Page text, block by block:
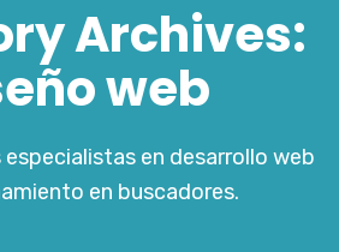
Archives:
web
en desarrollo web
en buscadores.